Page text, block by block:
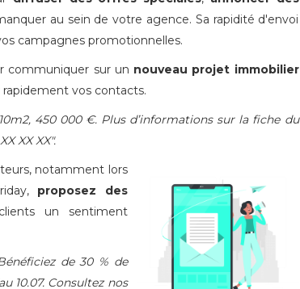
au sein de votre agence. Sa rapidité d'envoi
campagnes promotionnelles.
communiquer sur un nouveau projet immobilier
vos contacts.
450 000 €. Plus d’informations sur la fiche du
XX XX".
notamment lors
proposez des
un sentiment
de 30 % de
10.07. Consultez nos